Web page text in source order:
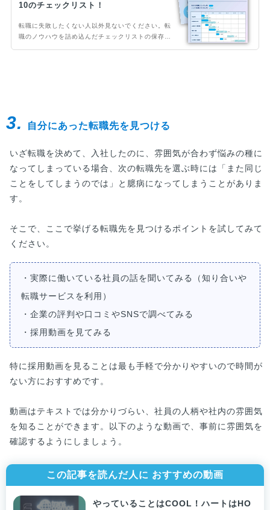
10のチェックリスト！
転職に失敗したくない人以外見ないでください。転
職のノウハウを詰め込んだチェックリストの保存
3. 自分にあった転職先を見つける
いざ転職を決めて、入社したのに、雰囲気が合わず悩みの種に
なってしまっている場合、次の転職先を選ぶ時には「また同じ
ことをしてしまうのでは」と臆病になってしまうことがありま
す。
そこで、ここで挙げる転職先を見つけるポイントを試してみて
ください。
・実際に働いている社員の話を聞いてみる（知り合いや
転職サービスを利用）
・企業の評判や口コミやSNSで調べてみる
・採用動画を見てみる
特に採用動画を見ることは最も手軽で分かりやすいので時間が
ない方におすすめです。
動画はテキストでは分かりづらい、社員の人柄や社内の雰囲気
を知ることができます。以下のような動画で、事前に雰囲気を
確認するようにしましょう。
この記事を読んだ人に おすすめの動画
やっていることはCOOL！ハートはHO